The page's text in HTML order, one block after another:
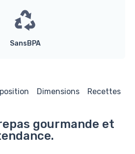
SansBPA
Dimensions Recettes
gourmande et